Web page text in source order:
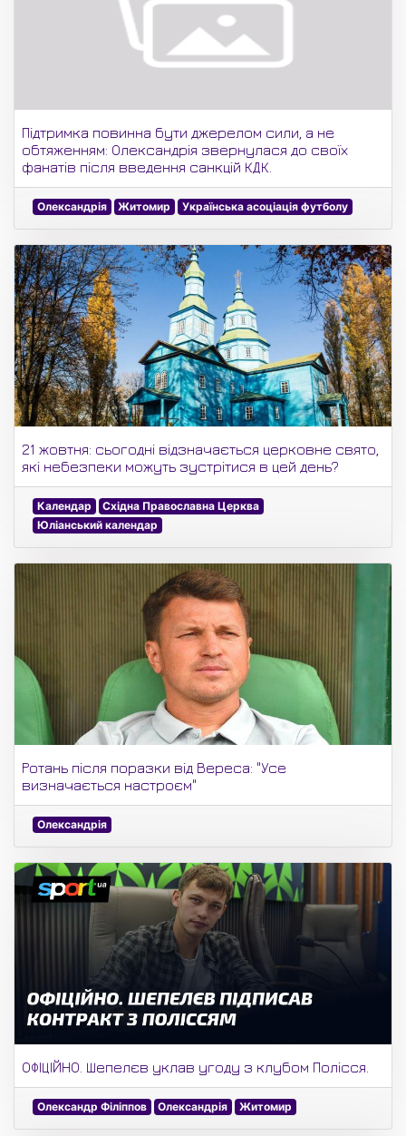
Підтримка повинна бути джерелом сили, а не
обтяженням: Олександрія звернулася до своїх
фанатів після введення санкцій КДК.
Олександрія Житомир Українська асоціація футболу
21 жовтня: сьогодні відзначається церковне свято,
які небезпеки можуть зустрітися в цей день?
Календар
Східна Православна Церква
Юліанський календар
Ротань після поразки від Вереса: "Усе
визначається настроєм"
Олександрія
ОФІЦІЙНО. Шепелєв уклав угоду з клубом Полісся.
Олександр Філіппов Олександрія Житомир